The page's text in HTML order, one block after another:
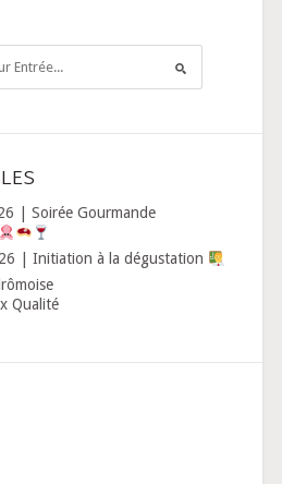
| Soirée Gourmande
| Initiation à la dégustation
Qualité